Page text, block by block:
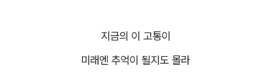
지금의 이 고통이
미래엔 추억이 될지도 몰라